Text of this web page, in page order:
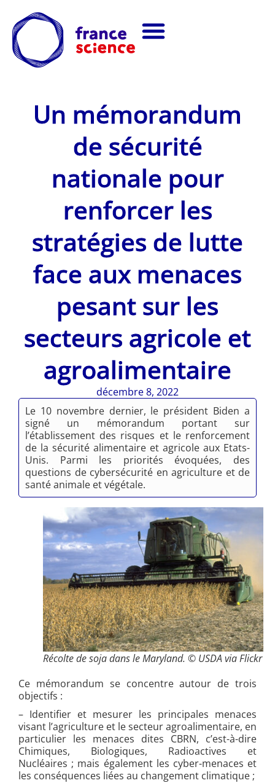
Un mémorandum
de sécurité
nationale pour
renforcer les
stratégies de lutte
face aux menaces
pesant sur les
secteurs agricole et
agroalimentaire
décembre 8, 2022
Le 10 novembre dernier, le président Biden a
signé un mémorandum portant sur
l’établissement des risques et le renforcement
de la sécurité alimentaire et agricole aux Etats-
Unis. Parmi les priorités évoquées, des
questions de cybersécurité en agriculture et de
santé animale et végétale.
Récolte de soja dans le Maryland. © USDA via Flickr
Ce mémorandum se concentre autour de trois
objectifs :
– Identifier et mesurer les principales menaces
visant l’agriculture et le secteur agroalimentaire, en
particulier les menaces dites CBRN, c’est-à-dire
Chimiques, Biologiques, Radioactives et
Nucléaires ; mais également les cyber-menaces et
les conséquences liées au changement climatique ;